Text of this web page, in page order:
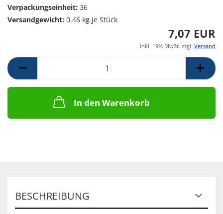
Verpackungseinheit: 36
Versandgewicht: 0.46 kg je Stück
7,07 EUR
inkl. 19% MwSt. zzgl. Versand
In den Warenkorb
BESCHREIBUNG